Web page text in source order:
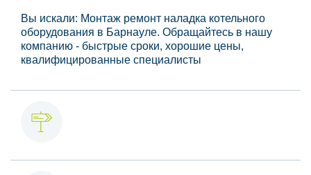
Вы искали: Монтаж ремонт наладка котельного
оборудования в Барнауле. Обращайтесь в нашу
компанию - быстрые сроки, хорошие цены,
квалифицированные специалисты